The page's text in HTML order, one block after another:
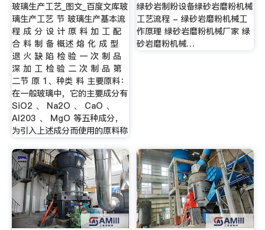
玻璃生产工艺_图文_百度文库玻
璃生产工艺 节 玻璃生产基本流
程 成 分 设 计 原 料 加 工 配
合 料 制 备 概述 熔 化 成 型
退 火 缺 陷 检 验 一 次 制 品
深 加 工 检 验 二 次 制 品 第
二节 原 1、种类 料 主要原料：
在一般玻璃中，它的主要成分有
SiO2 、 Na2O 、 CaO 、
Al203 、 MgO 等五种成分，
为引入上述成分而使用的原料称
绿砂岩制粉设备绿砂岩磨粉机械
工艺流程 - 绿砂岩磨粉机械工
作原理 绿砂岩磨粉机械厂家 绿
砂岩磨粉机械…